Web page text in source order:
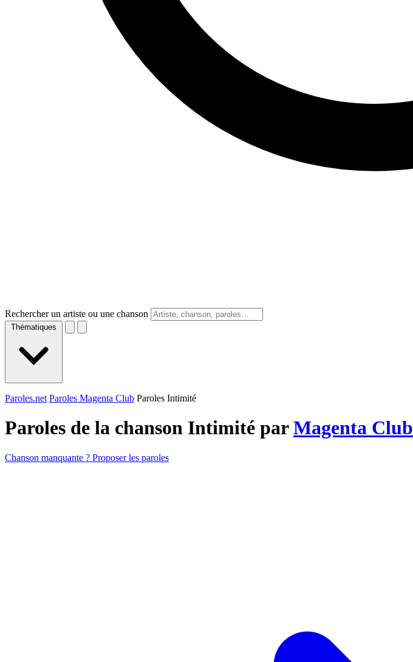
Rechercher un artiste ou une chanson
Thématiques
Paroles.net Paroles Magenta Club Paroles Intimité
Paroles de la chanson Intimité parMagenta Club
Chanson manquante ? Proposer les paroles